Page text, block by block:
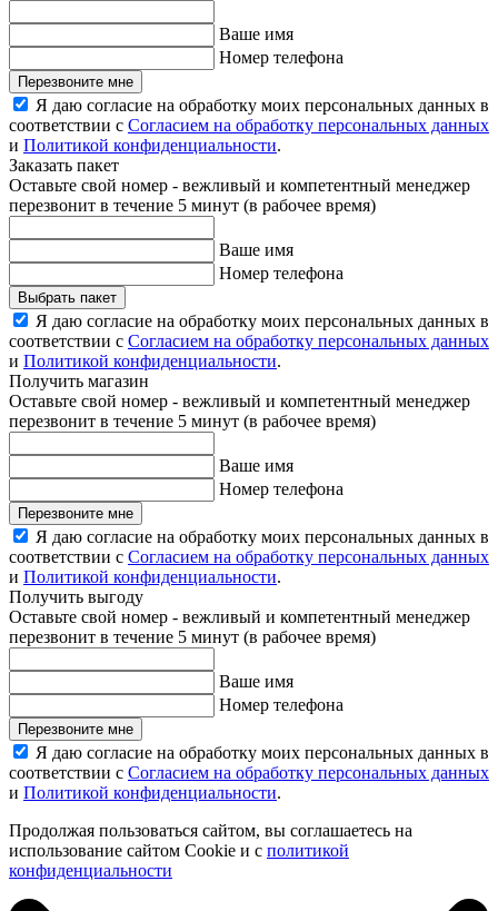
Ваше имя
Номер телефона
Перезвоните мне
Я даю согласие на обработку моих персональных данных в
соответствии с Согласием на обработку персональных данных
и Политикой конфиденциальности.
Заказать пакет
Оставьте свой номер - вежливый и компетентный менеджер
перезвонит в течение 5 минут (в рабочее время)
Ваше имя
Номер телефона
Выбрать пакет
Я даю согласие на обработку моих персональных данных в
соответствии с Согласием на обработку персональных данных
и Политикой конфиденциальности.
Получить магазин
Оставьте свой номер - вежливый и компетентный менеджер
перезвонит в течение 5 минут (в рабочее время)
Ваше имя
Номер телефона
Перезвоните мне
Я даю согласие на обработку моих персональных данных в
соответствии с Согласием на обработку персональных данных
и Политикой конфиденциальности.
Получить выгоду
Оставьте свой номер - вежливый и компетентный менеджер
перезвонит в течение 5 минут (в рабочее время)
Ваше имя
Номер телефона
Перезвоните мне
Я даю согласие на обработку моих персональных данных в
соответствии с Согласием на обработку персональных данных
и Политикой конфиденциальности.
Продолжая пользоваться сайтом, вы соглашаетесь на
использование сайтом Cookie и с политикой
конфиденциальности